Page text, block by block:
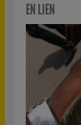
EN LIEN